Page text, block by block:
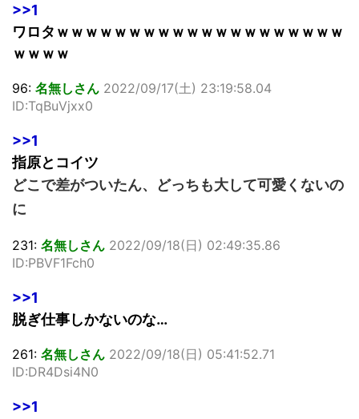
>>1
ワロタｗｗｗｗｗｗｗｗｗｗｗｗｗｗｗｗｗｗｗｗ
ｗｗｗｗ
96: 名無しさん 2022/09/17(土) 23:19:58.04
ID:TqBuVjxx0
>>1
指原とコイツ
どこで差がついたん、どっちも大して可愛くないの
に
231: 名無しさん 2022/09/18(日) 02:49:35.86
ID:PBVF1Fch0
>>1
脱ぎ仕事しかないのな…
261: 名無しさん 2022/09/18(日) 05:41:52.71
ID:DR4Dsi4N0
>>1